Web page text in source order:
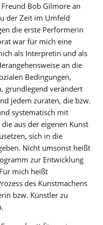
Bob Gilmore an
der Zeit im Umfeld
die erste Performerin
war für mich eine
als Interpretin und als
an die
Bedingungen,
grundlegend verändert
jedem zuraten, die bzw.
systematisch mit
aus der eigenen Kunst
sich in die
Nicht umsonst heißt
zur Entwicklung
mich heißt
des Kunstmachens
bzw. Künstler zu